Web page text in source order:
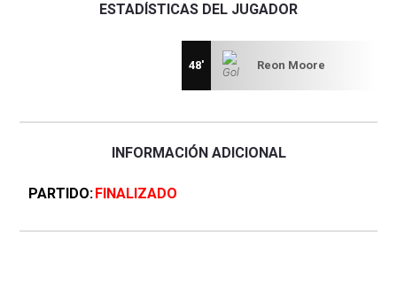
ESTADÍSTICAS DEL JUGADOR
48' Reon Moore
INFORMACIÓN ADICIONAL
PARTIDO FINALIZADO